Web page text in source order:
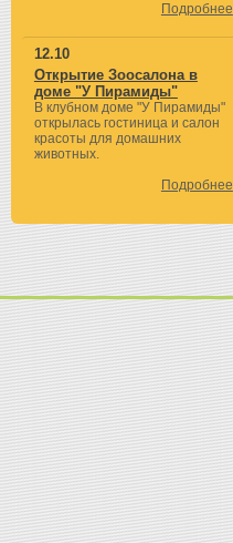
Подробнее
12.10
Открытие Зоосалона в
доме "У Пирамиды"
В клубном доме "У Пирамиды"
открылась гостиница и салон
красоты для домашних
животных.
Подробнее